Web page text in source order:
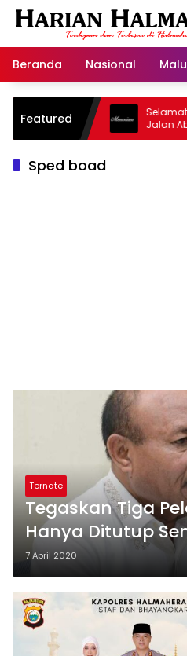
Langsung
Beranda
Nasional
Featured
Warisan
Selamat
Jalan
Sped boad
Ternate
Tegaskan Tiga
Hanya Ditutup
7 April 2020